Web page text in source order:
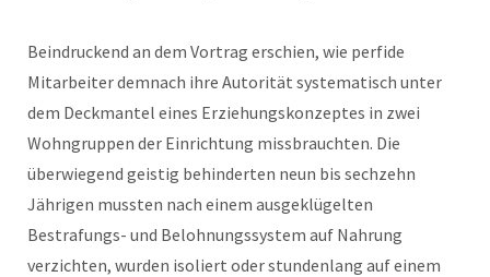
Beindruckend an dem Vortrag erschien, wie perfide
Mitarbeiter demnach ihre Autorität systematisch unter
dem Deckmantel eines Erziehungskonzeptes in zwei
Wohngruppen der Einrichtung missbrauchten. Die
überwiegend geistig behinderten neun bis sechzehn
Jährigen mussten nach einem ausgeklügelten
Bestrafungs- und Belohnungssystem auf Nahrung
verzichten, wurden isoliert oder stundenlang auf einem